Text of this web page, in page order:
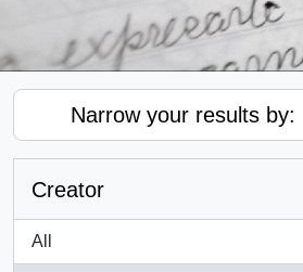
Narrow your results by:
Creator
All